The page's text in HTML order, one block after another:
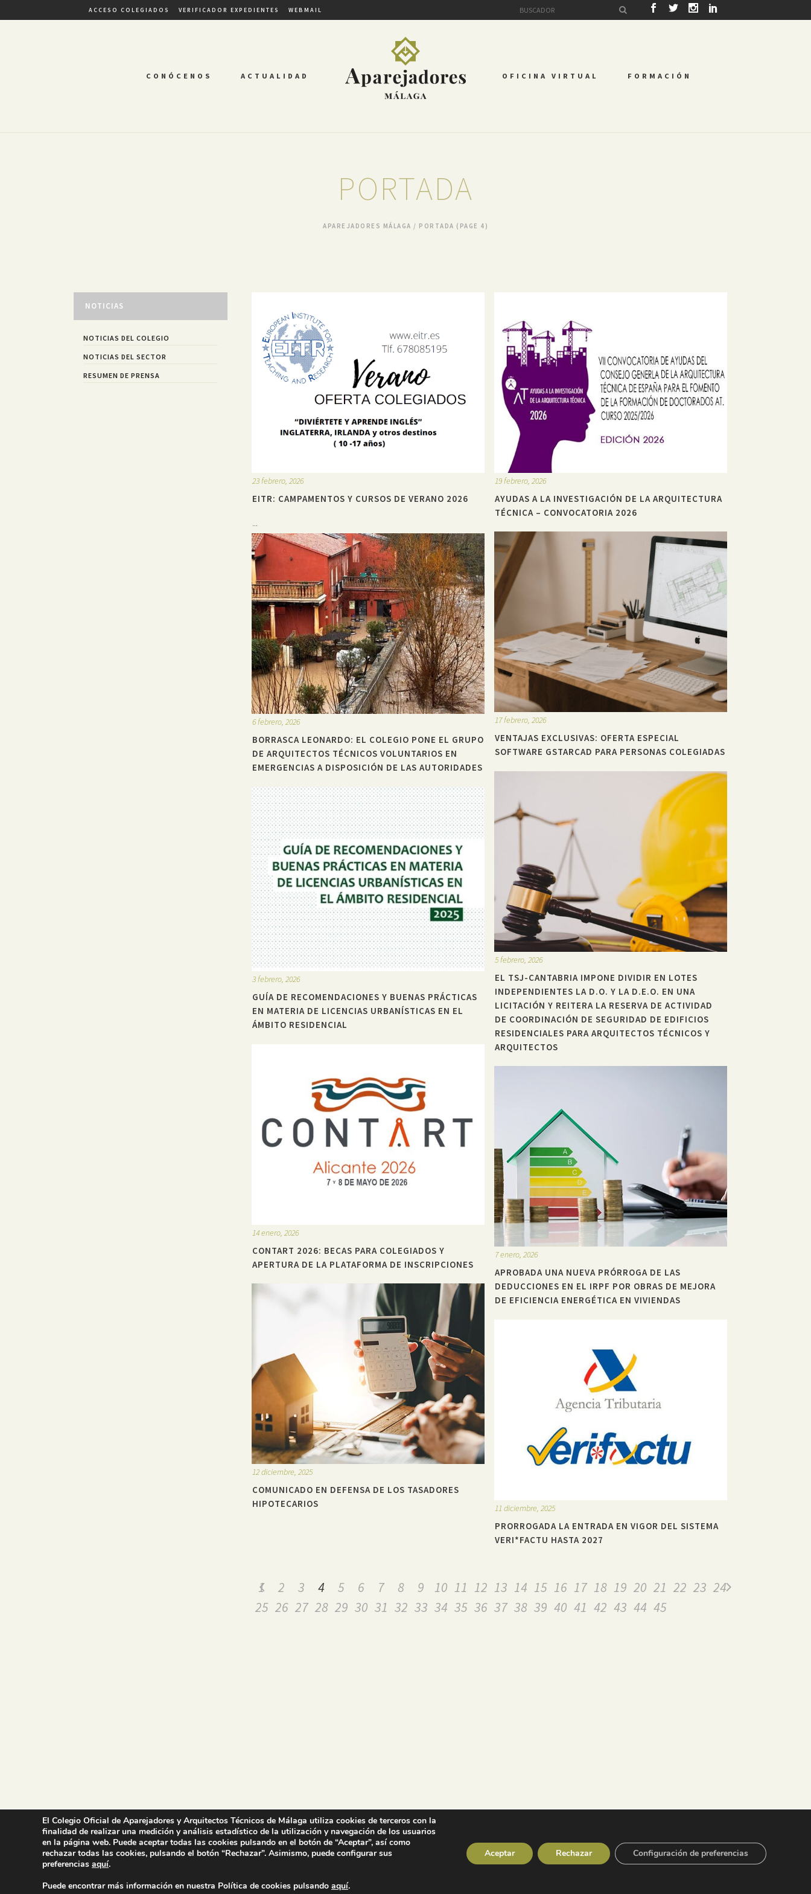
ACCESO COLEGIADOS VERIFICADOR EXPEDIENTES WEBMAIL
CONÓCENOS ACTUALIDAD OFICINA VIRTUAL FORMACIÓN
PORTADA
APAREJADORES MÁLAGA / PORTADA (PAGE 4)
NOTICIAS
NOTICIAS DEL COLEGIO
NOTICIAS DEL SECTOR
RESUMEN DE PRENSA
23 febrero, 2026
EITR: CAMPAMENTOS Y CURSOS DE VERANO 2026
19 febrero, 2026
AYUDAS A LA INVESTIGACIÓN DE LA ARQUITECTURA
TÉCNICA – CONVOCATORIA 2026
17 febrero, 2026
VENTAJAS EXCLUSIVAS: OFERTA ESPECIAL
SOFTWARE GSTARCAD PARA PERSONAS COLEGIADAS
6 febrero, 2026
BORRASCA LEONARDO: EL COLEGIO PONE EL GRUPO
DE ARQUITECTOS TÉCNICOS VOLUNTARIOS EN
EMERGENCIAS A DISPOSICIÓN DE LAS AUTORIDADES
5 febrero, 2026
EL TSJ-CANTABRIA IMPONE DIVIDIR EN LOTES
INDEPENDIENTES LA D.O. Y LA D.E.O. EN UNA
LICITACIÓN Y REITERA LA RESERVA DE ACTIVIDAD
DE COORDINACIÓN DE SEGURIDAD DE EDIFICIOS
RESIDENCIALES PARA ARQUITECTOS TÉCNICOS Y
ARQUITECTOS
3 febrero, 2026
GUÍA DE RECOMENDACIONES Y BUENAS PRÁCTICAS
EN MATERIA DE LICENCIAS URBANÍSTICAS EN EL
ÁMBITO RESIDENCIAL
14 enero, 2026
CONTART 2026: BECAS PARA COLEGIADOS Y
APERTURA DE LA PLATAFORMA DE INSCRIPCIONES
7 enero, 2026
APROBADA UNA NUEVA PRÓRROGA DE LAS
DEDUCCIONES EN EL IRPF POR OBRAS DE MEJORA
DE EFICIENCIA ENERGÉTICA EN VIVIENDAS
12 diciembre, 2025
COMUNICADO EN DEFENSA DE LOS TASADORES
HIPOTECARIOS
11 diciembre, 2025
PRORROGADA LA ENTRADA EN VIGOR DEL SISTEMA
VERI*FACTU HASTA 2027
1 2 3 4 5 6 7 8 9 10 11 12 13 14 15 16 17 18 19 20 21 22 23 24
25 26 27 28 29 30 31 32 33 34 35 36 37 38 39 40 41 42 43 44 45
Diseño y desarrollo:
El Colegio Oficial de Aparejadores y Arquitectos Técnicos de Málaga utiliza cookies de terceros con la
finalidad de realizar una medición y análisis estadístico de la utilización y navegación de los usuarios
en la página web. Puede aceptar todas las cookies pulsando en el botón de “Aceptar”, así como
rechazar todas las cookies, pulsando el botón “Rechazar”. Asimismo, puede configurar sus
preferencias aquí.
Puede encontrar más información en nuestra Política de cookies pulsando aquí.
Aceptar Rechazar Configuración de preferencias